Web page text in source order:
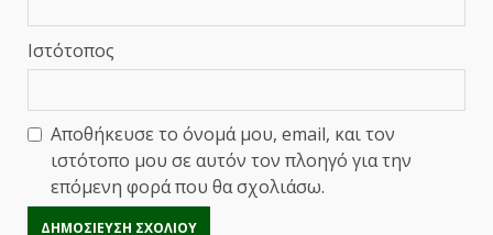
Ιστότοπος
Αποθήκευσε το όνομά μου, email, και τον
ιστότοπο μου σε αυτόν τον πλοηγό για την
επόμενη φορά που θα σχολιάσω.